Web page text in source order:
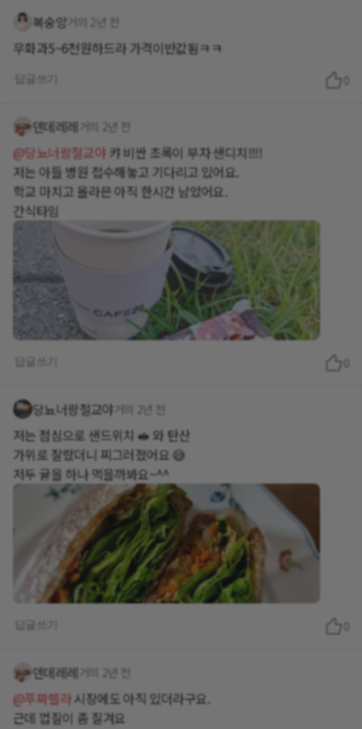
복숭앙 거의 2년 전
무화과5~6천원하드라 가격이반값됨ㅋㅋ
덴데레레 거의 2년 전
@당뇨너랑절교야 캬 비싼 초록이 부자 샌디치!!!!
저는 아들 병원 접수해놓고 기다리고 있어요.
학교 마치고 올라믄 아직 한시간 남았어요.
간식타임
당뇨너랑절교야 거의 2년 전
저는 점심으로 샌드위치 🥪 와 탄산
가위로 잘랐더니 찌그러졌어요 😅
저두 귤을 하나 먹을까봐요~^^
덴데레레 거의 2년 전
@푸짜렐라시장에도 아직 있더라구요.
근데 껍질이 좀 질겨요